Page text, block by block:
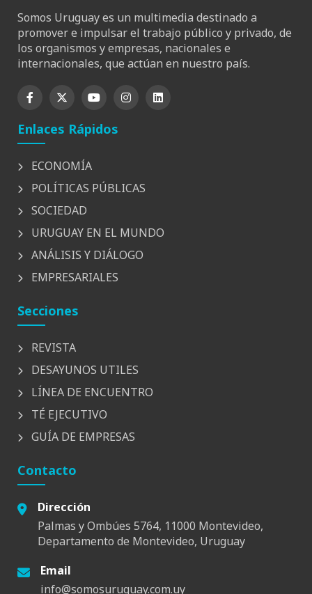
Somos Uruguay es un multimedia destinado a
promover e impulsar el trabajo público y privado, de
los organismos y empresas, nacionales e
internacionales, que actúan en nuestro país.
Enlaces Rápidos
ECONOMÍA
POLÍTICAS PÚBLICAS
SOCIEDAD
URUGUAY EN EL MUNDO
ANÁLISIS Y DIÁLOGO
EMPRESARIALES
Secciones
REVISTA
DESAYUNOS UTILES
LÍNEA DE ENCUENTRO
TÉ EJECUTIVO
GUÍA DE EMPRESAS
Contacto
Dirección
Palmas y Ombúes 5764, 11000 Montevideo,
Departamento de Montevideo, Uruguay
Email
info@somosuruguay.com.uy